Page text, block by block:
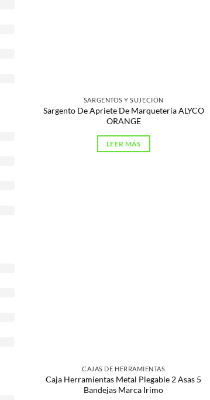
SARGENTOS Y SUJECIÓN
Sargento De Apriete De Marquetería ALYCO
ORANGE
LEER MÁS
CAJAS DE HERRAMIENTAS
Caja Herramientas Metal Plegable 2 Asas 5
Bandejas Marca Irimo